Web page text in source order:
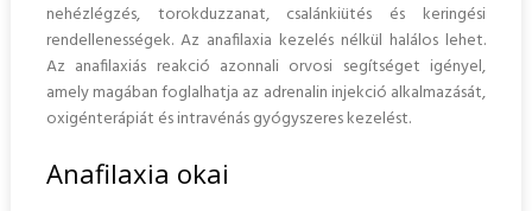
nehézlégzés, torokduzzanat, csalánkiütés és keringési
rendellenességek. Az anafilaxia kezelés nélkül halálos lehet.
Az anafilaxiás reakció azonnali orvosi segítséget igényel,
amely magában foglalhatja az adrenalin injekció alkalmazását,
oxigénterápiát és intravénás gyógyszeres kezelést.
Anafilaxia okai